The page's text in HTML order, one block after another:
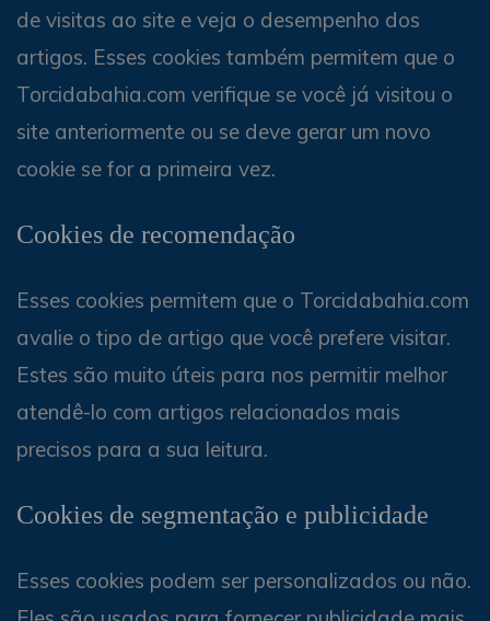
de visitas ao site e veja o desempenho dos
artigos. Esses cookies também permitem que o
Torcidabahia.com verifique se você já visitou o
site anteriormente ou se deve gerar um novo
cookie se for a primeira vez.
Cookies de recomendação
Esses cookies permitem que o Torcidabahia.com
avalie o tipo de artigo que você prefere visitar.
Estes são muito úteis para nos permitir melhor
atendê-lo com artigos relacionados mais
precisos para a sua leitura.
Cookies de segmentação e publicidade
Esses cookies podem ser personalizados ou não.